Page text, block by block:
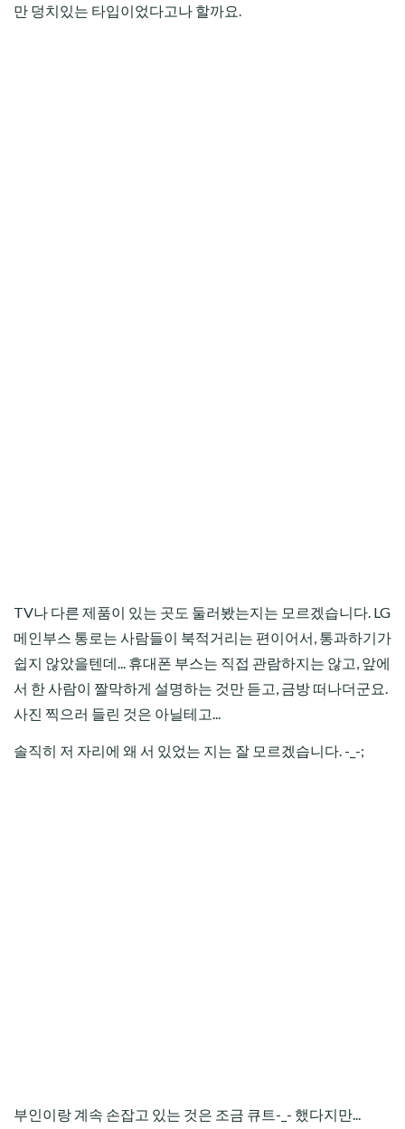
만 덩치있는 타입이었다고나 할까요.
TV나 다른 제품이 있는 곳도 둘러봤는지는 모르겠습니다. LG
메인부스 통로는 사람들이 북적거리는 편이어서, 통과하기가
쉽지 않았을텐데... 휴대폰 부스는 직접 관람하지는 않고, 앞에
서 한 사람이 짤막하게 설명하는 것만 듣고, 금방 떠나더군요.
사진 찍으러 들린 것은 아닐테고...
솔직히 저 자리에 왜 서 있었는 지는 잘 모르겠습니다. -_-;
부인이랑 계속 손잡고 있는 것은 조금 큐트-_- 했다지만...